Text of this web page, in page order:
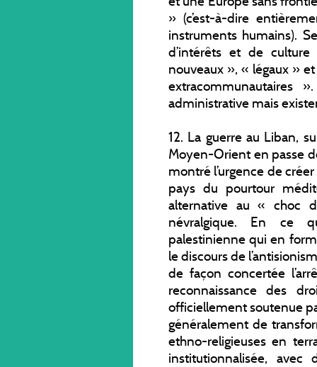
» (c’est-à-dire
instruments humains).
d’intérêts et de
nouveaux », « légaux »
extracommunautaires
administrative mais
12. La guerre au Liban,
Moyen-Orient en passe
montré l’urgence de
pays du pourtour
alternative au « choc
névralgique. En ce
palestinienne qui en
le discours de
de façon concertée
reconnaissance des
officiellement soutenue
généralement de
ethno-religieuses en
institutionnalisée,